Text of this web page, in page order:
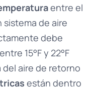
entre el
de aire
debe
15°F y 22°F
aire de retorno
están dentro